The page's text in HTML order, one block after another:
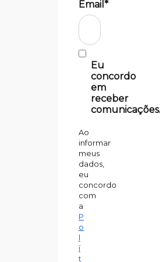
Email*
Eu
concordo
em
receber
Ao
informar
meus
dados,
eu
concordo
com
a
P
o
l
í
t